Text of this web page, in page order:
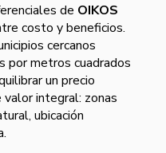
de OIKOS
costo y beneficios.
cercanos
por metros cuadrados
un precio
integral: zonas
ubicación